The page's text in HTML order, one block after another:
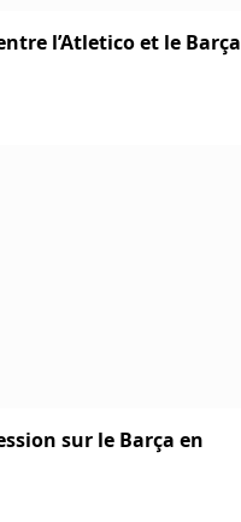
l’Atletico et le Barça
sur le Barça en